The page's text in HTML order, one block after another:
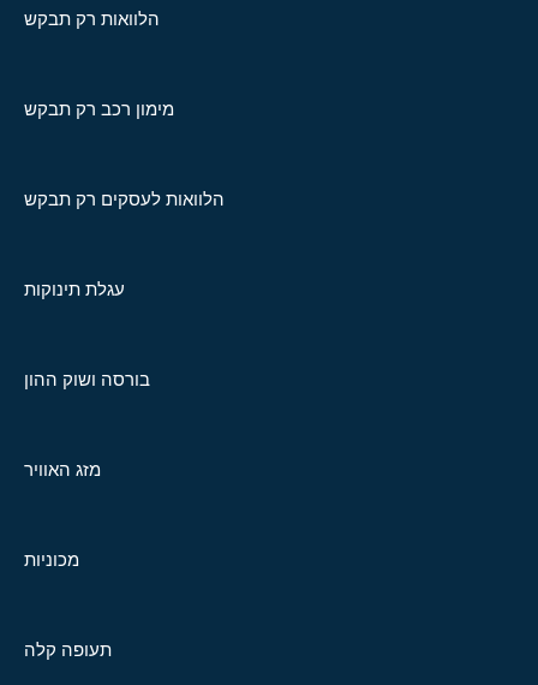
הלוואות רק תבקש
מימון רכב רק תבקש
הלוואות לעסקים רק תבקש
עגלת תינוקות
בורסה ושוק ההון
מזג האוויר
מכוניות
תעופה קלה